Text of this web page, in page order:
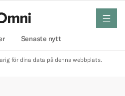
Senaste nytt
meny
för dina data på denna webbplats.